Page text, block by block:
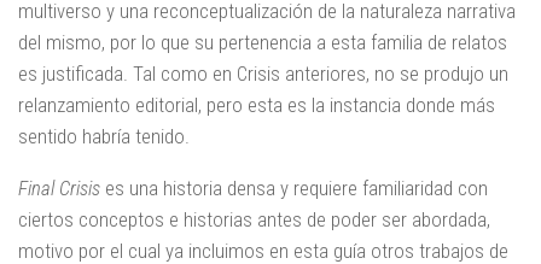
multiverso y una reconceptualización de la naturaleza narrativa
del mismo, por lo que su pertenencia a esta familia de relatos
es justificada. Tal como en Crisis anteriores, no se produjo un
relanzamiento editorial, pero esta es la instancia donde más
sentido habría tenido.
Final Crisis es una historia densa y requiere familiaridad con
ciertos conceptos e historias antes de poder ser abordada,
motivo por el cual ya incluimos en esta guía otros trabajos de